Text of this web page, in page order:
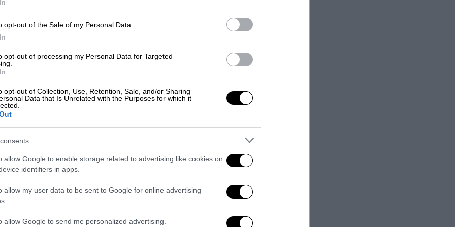
opt-out of the Sale of my Personal Data.
opt-out of processing my Personal Data for Targeted
opt-out of Collection, Use, Retention, Sale, and/or Sharing
Data that Is Unrelated with the Purposes for which it
allow Google to enable storage related to advertising like cookies on
identifiers in apps.
allow my user data to be sent to Google for online advertising
allow Google to send me personalized advertising.
Υγεία|17.03.2022 07:50
αυξημένο κίνδυνο για άνοια και
Η μελέτη συμπέρανε ότι η εν λόγω
βιταμίνη θα πρέπει να
ηλικίας.
Υγεία |29.01.2022 08:25